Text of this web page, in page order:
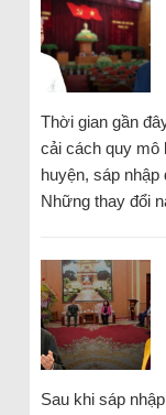
Thời gian gần
cải cách quy
huyện, sáp
Những thay đổi
Sau khi sáp